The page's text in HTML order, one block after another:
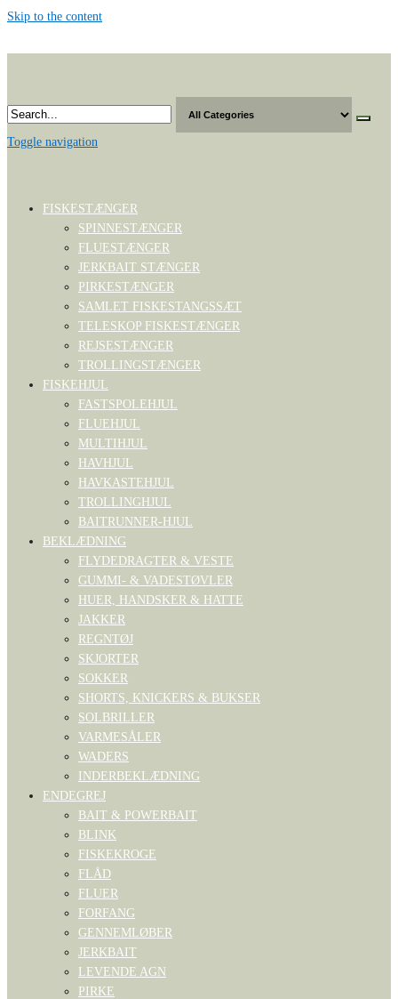
Skip to the content
Toggle navigation
FISKESTÆNGER
SPINNESTÆNGER
FLUESTÆNGER
JERKBAIT STÆNGER
PIRKESTÆNGER
SAMLET FISKESTANGSSÆT
TELESKOP FISKESTÆNGER
REJSESTÆNGER
TROLLINGSTÆNGER
FISKEHJUL
FASTSPOLEHJUL
FLUEHJUL
MULTIHJUL
HAVHJUL
HAVKASTEHJUL
TROLLINGHJUL
BAITRUNNER-HJUL
BEKLÆDNING
FLYDEDRAGTER & VESTE
GUMMI- & VADESTØVLER
HUER, HANDSKER & HATTE
JAKKER
REGNTØJ
SKJORTER
SOKKER
SHORTS, KNICKERS & BUKSER
SOLBRILLER
VARMESÅLER
WADERS
INDERBEKLÆDNING
ENDEGREJ
BAIT & POWERBAIT
BLINK
FISKEKROGE
FLÅD
FLUER
FORFANG
GENNEMLØBER
JERKBAIT
LEVENDE AGN
PIRKE